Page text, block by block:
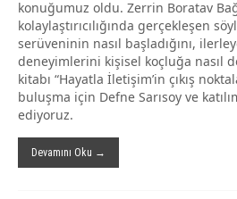
konuğumuz oldu. Zerrin Boratav
kolaylaştırıcılığında gerçekleşen
serüveninin nasıl başladığını,
deneyimlerini kişisel koçluğa nasıl
kitabı “Hayatla İletişim’in çıkış
buluşma için Defne Sarısoy ve
ediyoruz.
Devamını Oku →